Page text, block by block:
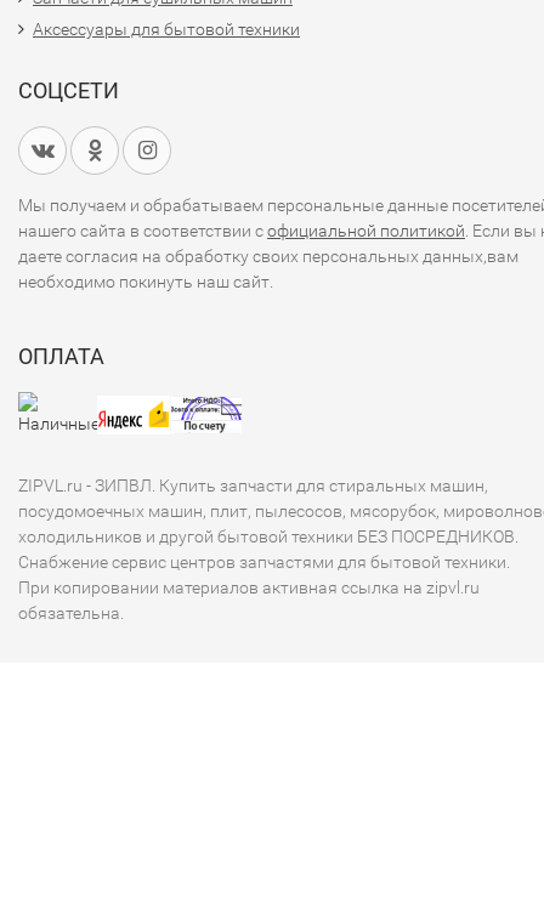
Аксессуары для бытовой техники
СОЦСЕТИ
Мы получаем и обрабатываем персональные данные
нашего сайта в соответствии софициальной политикой . Если вы
даете согласия на обработку своих персональных данных,вам
необходимо покинуть наш сайт.
ОПЛАТА
ZIPVL.ru - ЗИПВЛ. Купить запчасти для стиральных машин,
посудомоечных машин, плит, пылесосов, мясорубок,
холодильников и другой бытовой техники БЕЗ ПОСРЕДНИКОВ.
Снабжение сервис центров запчастями для бытовой техники.
При копировании материалов активная ссылка на zipvl.ru
обязательна.